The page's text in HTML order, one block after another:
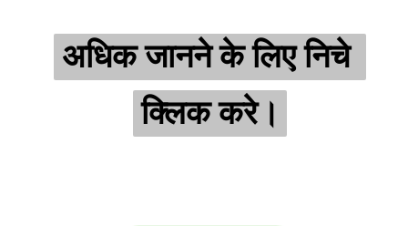
अधिक जानने के लिए निचे
क्लिक करे।
अधिक जानने के लिए निचे
क्लिक करे।